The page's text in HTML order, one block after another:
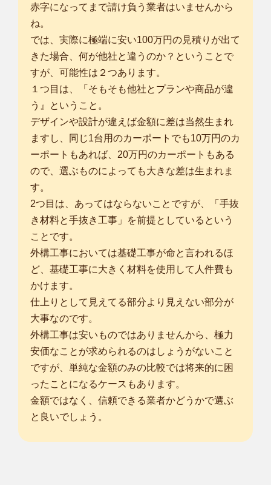
赤字になってまで請け負う業者はいませんから
ね。
では、実際に極端に安い100万円の見積りが出て
きた場合、何が他社と違うのか？ということで
すが、可能性は２つあります。
１つ目は、「そもそも他社とプランや商品が違
う』ということ。
デザインや設計が違えば金額に差は当然生まれ
ますし、同じ1台用のカーポートでも10万円のカ
ーポートもあれば、20万円のカーポートもある
ので、選ぶものによっても大きな差は生まれま
す。
2つ目は、あってはならないことですが、「手抜
き材料と手抜き工事」を前提としているという
ことです。
外構工事においては基礎工事が命と言われるほ
ど、基礎工事に大きく材料を使用して人件費も
かけます。
仕上りとして見えてる部分より見えない部分が
大事なのです。
外構工事は安いものではありませんから、極力
安価なことが求められるのはしょうがないこと
ですが、単純な金額のみの比較では将来的に困
ったことになるケースもあります。
金額ではなく、信頼できる業者かどうかで選ぶ
と良いでしょう。